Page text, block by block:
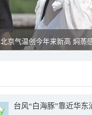
北京气温创今年来新高 焖蒸
台风“白海豚”靠近华